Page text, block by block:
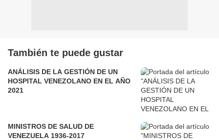
También te puede gustar
ANÁLISIS DE LA GESTIÓN DE UN
HOSPITAL VENEZOLANO EN EL AÑO
2021
MINISTROS DE SALUD DE
VENEZUELA 1936-2017